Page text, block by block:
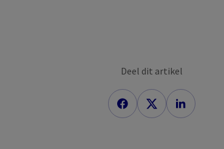
Deel dit artikel